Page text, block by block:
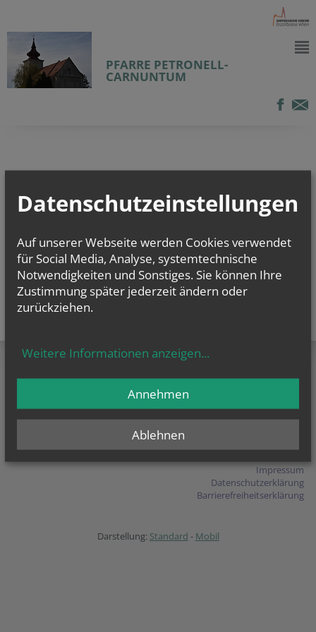
PFARRE PETRONELL-
CARNUNTUM
Pfarre Petronell-Carnuntum
Kirchenpl. 4
2404 Petronell-Carnuntum
Impressum
Datenschutzerklärung
Barrierefreiheitserklärung
Darstellung: Standard - Mobil
Datenschutzeinstellungen
Auf unserer Webseite werden Cookies verwendet
für Social Media, Analyse, systemtechnische
Notwendigkeiten und Sonstiges. Sie können Ihre
Zustimmung später jederzeit ändern oder
zurückziehen.
Weitere Informationen anzeigen...
Ablehnen
Annehmen